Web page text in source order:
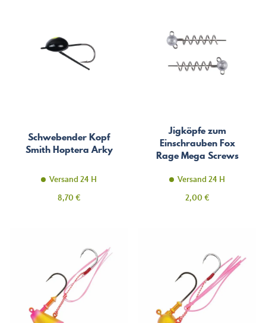
Schwebender Kopf
Smith Hoptera Arky
Versand 24 H
Preis
8,70 €
Jigköpfe zum
Einschrauben Fox
Rage Mega Screws
Versand 24 H
Preis
2,00 €